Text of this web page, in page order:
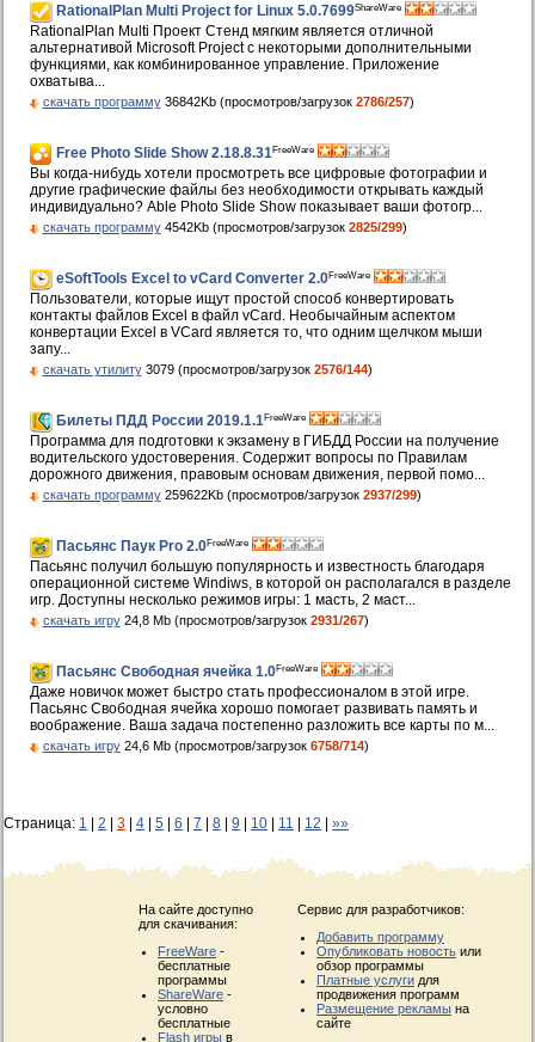
RationalPlan Multi Project for Linux 5.0.7699ShareWare
RationalPlan Multi Проект Стенд мягким является отличной
альтернативой Microsoft Project с некоторыми дополнительными
функциями, как комбинированное управление. Приложение
охватыва...
скачать программу36842Kb (просмотров/загрузок 2786/257)
Free Photo Slide Show 2.18.8.31FreeWare
Вы когда-нибудь хотели просмотреть все цифровые фотографии и
другие графические файлы без необходимости открывать каждый
индивидуально? Able Photo Slide Show показывает ваши фотогр...
скачать программу4542Kb (просмотров/загрузок 2825/299)
eSoftTools Excel to vCard Converter 2.0FreeWare
Пользователи, которые ищут простой способ конвертировать
контакты файлов Excel в файл vCard. Необычайным аспектом
конвертации Excel в VCard является то, что одним щелчком мыши
запу...
скачать утилиту3079 (просмотров/загрузок 2576/144)
Билеты ПДД России 2019.1.1FreeWare
Программа для подготовки к экзамену в ГИБДД России на получение
водительского удостоверения. Содержит вопросы по Правилам
дорожного движения, правовым основам движения, первой помо...
скачать программу259622Kb (просмотров/загрузок 2937/299)
Пасьянс Паук Pro 2.0FreeWare
Пасьянс получил большую популярность и известность благодаря
операционной системе Windiws, в которой он располагался в разделе
игр. Доступны несколько режимов игры: 1 масть, 2 маст...
скачать игру24,8 Mb (просмотров/загрузок 2931/267)
Пасьянс Свободная ячейка 1.0FreeWare
Даже новичок может быстро стать профессионалом в этой игре.
Пасьянс Свободная ячейка хорошо помогает развивать память и
воображение. Ваша задача постепенно разложить все карты по м...
скачать игру24,6 Mb (просмотров/загрузок 6758/714)
Страница: 1 2 3 4 5 6 7 8 9 10 11 12 »»
На сайте доступно
для скачивания:
FreeWare -
бесплатные
программы
ShareWare -
условно
бесплатные
Flash игры в
Сервис для разработчиков:
Добавить программу
Опубликовать новость или
обзор программы
Платные услуги для
продвижения программ
Размещение рекламы на
сайте